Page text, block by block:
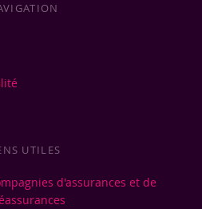
UTILES
d'assurances et de